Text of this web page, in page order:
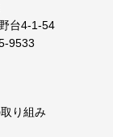
台4-1-54
9533
り組み